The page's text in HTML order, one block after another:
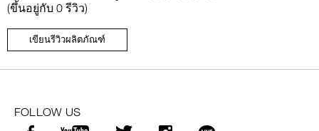
(ขึ้นอยู่กับ 0 รีวิว)
เขียนรีวิวผลิตภัณฑ์
FOLLOW US